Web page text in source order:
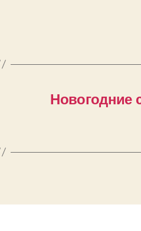
Новогодние